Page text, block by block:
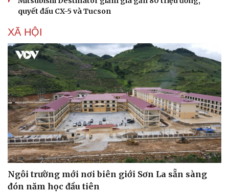
Sức khỏe
Dinh dưỡng - món ngon
Cây thuốc
Sản phụ khoa
Nhi khoa
Nam khoa
Làm đẹp - giảm cân
Phòng mạch online
Ăn sạch sống khỏe
Đời sống
Nhà đẹp
Blog
Tình yêu - Gia đình
quyết đấu CX-5 và Tucson
XÃ HỘI
Ngôi trường mới nơi biên giới Sơn La sẵn sàng
đón năm học đầu tiên